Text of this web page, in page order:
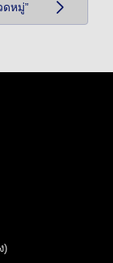
หมู่”
)